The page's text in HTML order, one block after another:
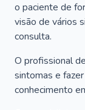
o paciente de
visão de vários
consulta.
O profissional
sintomas e
conhecimento